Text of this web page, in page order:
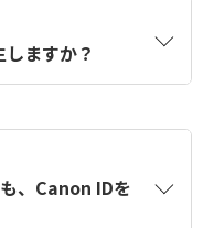
ます。アカウントを
の情報を使用して
入力します。
ますか？
、Canon IDを